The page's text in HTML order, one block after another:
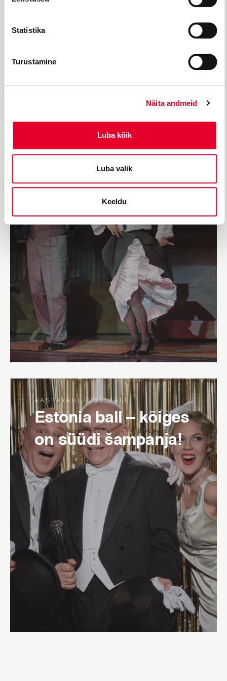
Statistika
Turustamine
Näita andmeid
Luba kõik
Luba valik
Keeldu
F. LOEWE’ MUUSIKAL KAHES
Minu veetlev leedi
AASTAVAHETUSE BALL
Estonia ball – kõiges
on süüdi šampanja!